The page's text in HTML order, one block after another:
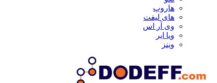
هاروپ
های لیفت
وی آر اس
ویا ایر
وینز